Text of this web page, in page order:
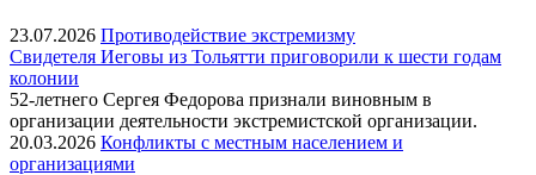
23.07.2026 Противодействие экстремизму
Свидетеля Иеговы из Тольятти приговорили к шести годам
колонии
52-летнего Сергея Федорова признали виновным в
организации деятельности экстремистской организации.
20.03.2026 Конфликты с местным населением и
организациями